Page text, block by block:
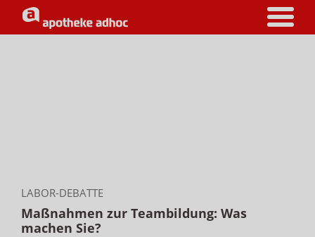
LABOR-DEBATTE
Maßnahmen zur Teambildung: Was
machen Sie?